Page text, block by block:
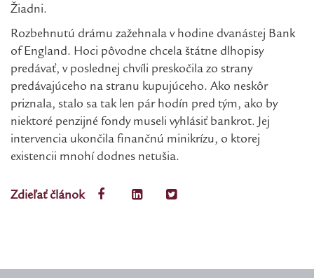
Žiadni.
Rozbehnutú drámu zažehnala v hodine dvanástej Bank
of England. Hoci pôvodne chcela štátne dlhopisy
predávať, v poslednej chvíli preskočila zo strany
predávajúceho na stranu kupujúceho. Ako neskôr
priznala, stalo sa tak len pár hodín pred tým, ako by
niektoré penzijné fondy museli vyhlásiť bankrot. Jej
intervencia ukončila finančnú minikrízu, o ktorej
existencii mnohí dodnes netušia.
Zdieľať článok